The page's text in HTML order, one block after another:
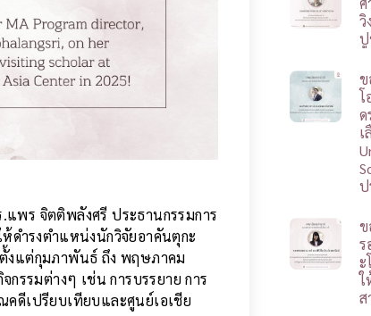
แพร จิตติพลังศรี ประธานกรรมการ
ดำรงตำแหน่งนักวิจัยอาคันตุกะ
ตั้งแต่กุมภาพันธ์ ถึง พฤษภาคม
รรมต่างๆ เช่น การบรรยาย การ
คดีเปรียบเทียบและศูนย์เอเชีย
วิ
ข
โ
ด
ป
ข
ร
ะ
ใ
ส